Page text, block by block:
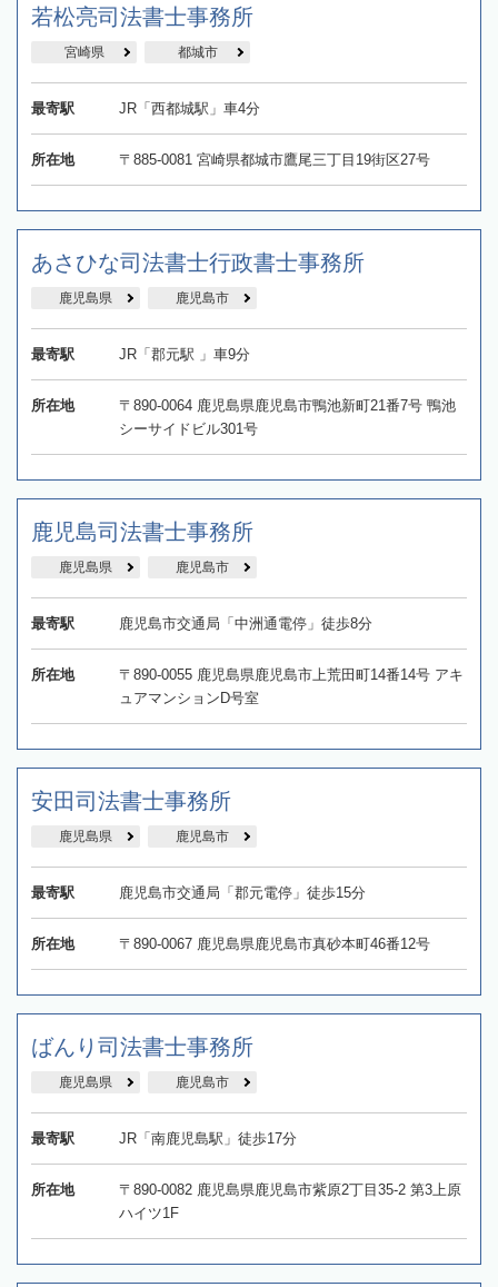
若松亮司法書士事務所
宮崎県 都城市
最寄駅 JR「西都城駅」車4分
所在地 〒885-0081 宮崎県都城市鷹尾三丁目19街区27号
あさひな司法書士行政書士事務所
鹿児島県 鹿児島市
最寄駅 JR「郡元駅 」車9分
所在地
〒890-0064 鹿児島県鹿児島市鴨池新町21番7号 鴨池
シーサイドビル301号
鹿児島司法書士事務所
鹿児島県 鹿児島市
最寄駅 鹿児島市交通局「中洲通電停」徒歩8分
所在地
〒890-0055 鹿児島県鹿児島市上荒田町14番14号 アキ
ュアマンションD号室
安田司法書士事務所
鹿児島県 鹿児島市
最寄駅 鹿児島市交通局「郡元電停」徒歩15分
所在地 〒890-0067 鹿児島県鹿児島市真砂本町46番12号
ばんり司法書士事務所
鹿児島県 鹿児島市
最寄駅 JR「南鹿児島駅」徒歩17分
所在地
〒890-0082 鹿児島県鹿児島市紫原2丁目35-2 第3上原
ハイツ1F